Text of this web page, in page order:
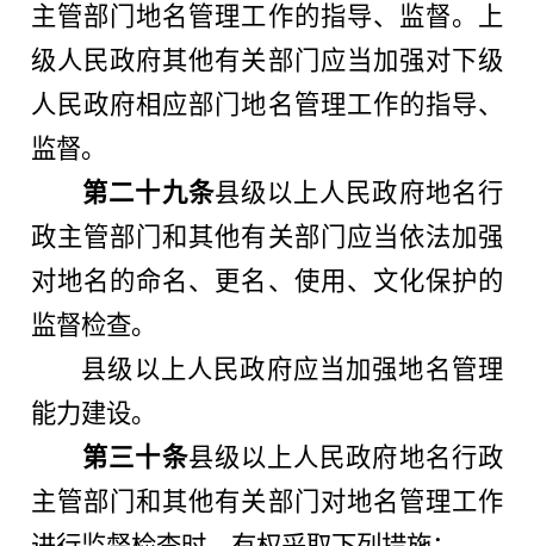
主管部门地名管理工作的指导、监督。上
级人民政府其他有关部门应当加强对下级
人民政府相应部门地名管理工作的指导、
监督。
第二十九条县级以上人民政府地名行
政主管部门和其他有关部门应当依法加强
对地名的命名、更名、使用、文化保护的
监督检查。
县级以上人民政府应当加强地名管理
能力建设。
第三十条县级以上人民政府地名行政
主管部门和其他有关部门对地名管理工作